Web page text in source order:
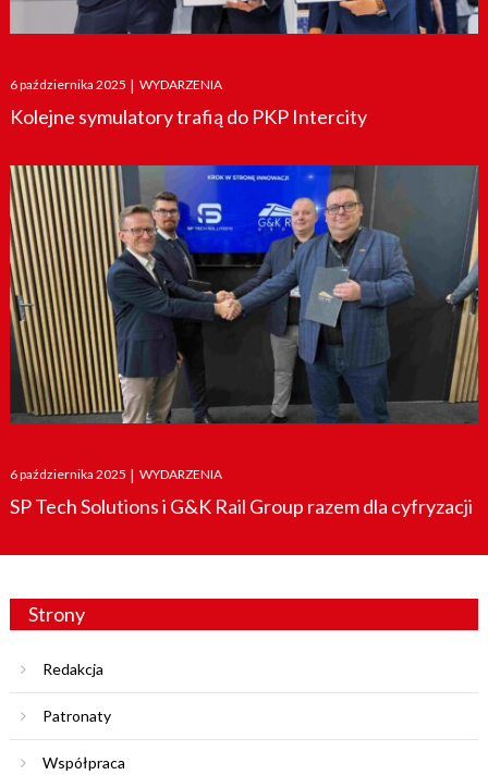
Posted
on
6 października 2025 | WYDARZENIA
Kolejne symulatory trafią do PKP Intercity
Posted
on
6 października 2025 | WYDARZENIA
SP Tech Solutions i G&K Rail Group razem dla cyfryzacji
Strony
Redakcja
Patronaty
Współpraca